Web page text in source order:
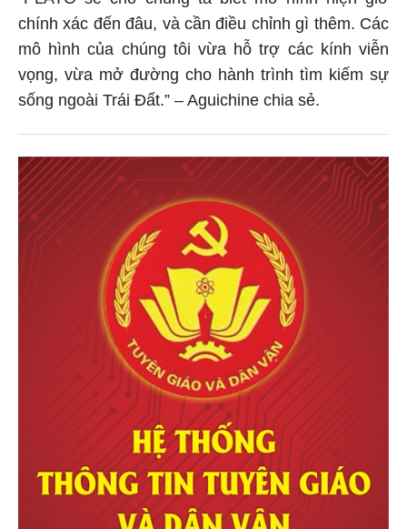
chính xác đến đâu, và cần điều chỉnh gì thêm. Các
mô hình của chúng tôi vừa hỗ trợ các kính viễn
vọng, vừa mở đường cho hành trình tìm kiếm sự
sống ngoài Trái Đất.” – Aguichine chia sẻ.